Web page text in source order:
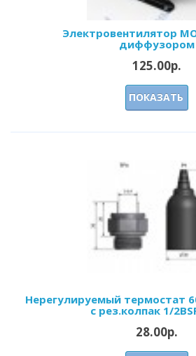
Электровентилятор
диффузором
125.00р.
ПОКАЗАТЬ
Нерегулируемый термостат
c рез.колпак 1/
28.00р.